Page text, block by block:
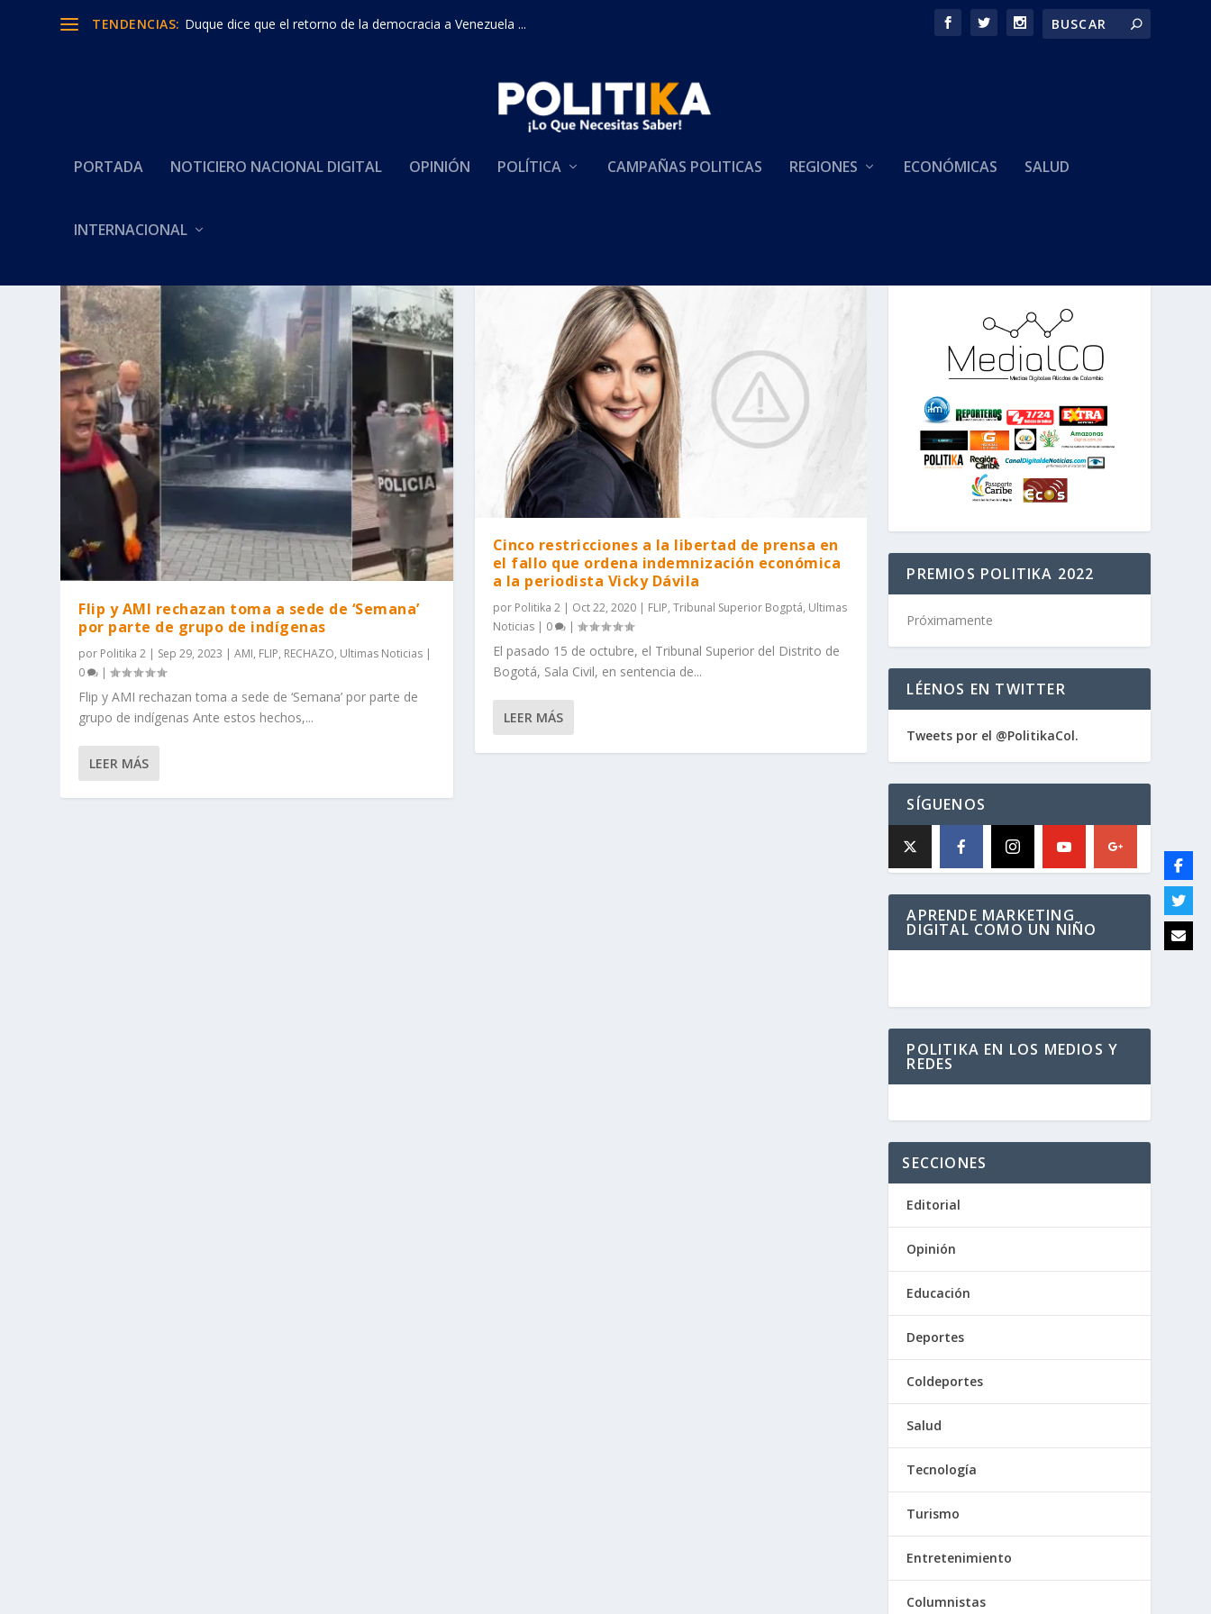
TENDENCIAS: Duque dice que el retorno de la democracia a Venezuela ...
PORTADA NOTICIERO NACIONAL DIGITAL OPINIÓN POLÍTICA CAMPAÑAS POLITICAS REGIONES ECONÓMICAS SALUD
INTERNACIONAL
Flip y AMI rechazan toma a sede de ‘Semana’
por parte de grupo de indígenas
por Politika 2 | Sep 29, 2023 |AMI, FLIP, RECHAZO, Ultimas Noticias |
0
|
Flip y AMI rechazan toma a sede de ‘Semana’ por parte de
grupo de indígenas Ante estos hechos,...
LEER MÁS
Cinco restricciones a la libertad de prensa en
el fallo que ordena indemnización económica
a la periodista Vicky Dávila
por Politika 2| Oct 22, 2020| FLIP, Tribunal Superior Bogptá, Ultimas
Noticias| 0 |
El pasado 15 de octubre, el Tribunal Superior del Distrito de
Bogotá, Sala Civil, en sentencia de...
LEER MÁS
PREMIOS POLITIKA 2022
Próximamente
LÉENOS EN TWITTER
Tweets por el @PolitikaCol.
SÍGUENOS
APRENDE MARKETING
DIGITAL COMO UN NIÑO
POLITIKA EN LOS MEDIOS Y
REDES
SECCIONES
Editorial
Opinión
Educación
Deportes
Coldeportes
Salud
Tecnología
Turismo
Entretenimiento
Columnistas